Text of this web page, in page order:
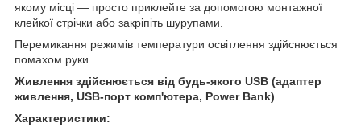
якому місці — просто приклейте за допомогою монтажної
клейкої стрічки або закріпіть шурупами.
Перемикання режимів температури освітлення здійснюється
помахом руки.
Живлення здійснюється від будь-якого USB (адаптер
живлення, USB-порт комп'ютера, Power Bank)
Характеристики: